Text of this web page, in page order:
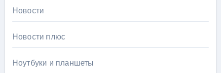
Новости
Новости плюс
Ноутбуки и планшеты